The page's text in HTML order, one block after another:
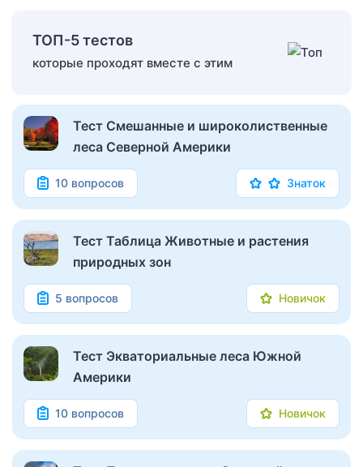
ТОП-5 тестов
которые проходят вместе с этим
Тест Смешанные и широколиственные
леса Северной Америки
10 вопросов Знаток
Тест Таблица Животные и растения
природных зон
5 вопросов Новичок
Тест Экваториальные леса Южной
Америки
10 вопросов Новичок